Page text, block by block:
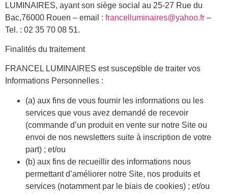
LUMINAIRES, ayant son siège social au 25-27 Rue du
Bac,76000 Rouen – email : francelluminaires@yahoo.fr –
Tel. : 02 35 70 08 51.
Finalités du traitement
FRANCEL LUMINAIRES est susceptible de traiter vos
Informations Personnelles :
(a) aux fins de vous fournir les informations ou les
services que vous avez demandé de recevoir
(commande d’un produit en vente sur notre Site ou
envoi de nos newsletters suite à inscription de votre
part) ; et/ou
(b) aux fins de recueillir des informations nous
permettant d’améliorer notre Site, nos produits et
services (notamment par le biais de cookies) ; et/ou